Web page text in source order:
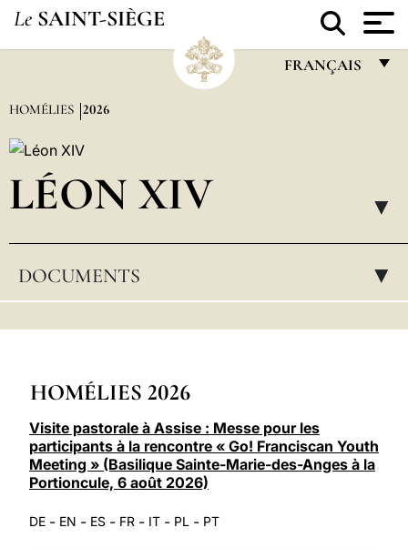
Le SAINT-SIÈGE
FRANÇAIS
ESPAÑOL
LATINE
HOMÉLIES 2026
LÉON XIV ▸
DOCUMENTS ▸
HOMÉLIES 2026
Visite pastorale à Assise : Messe pour les
participants à la rencontre « Go! Franciscan Youth
Meeting » (Basilique Sainte-Marie-des-Anges à la
Portioncule, 6 août 2026)
DE - EN - ES - FR - IT - PL - PT